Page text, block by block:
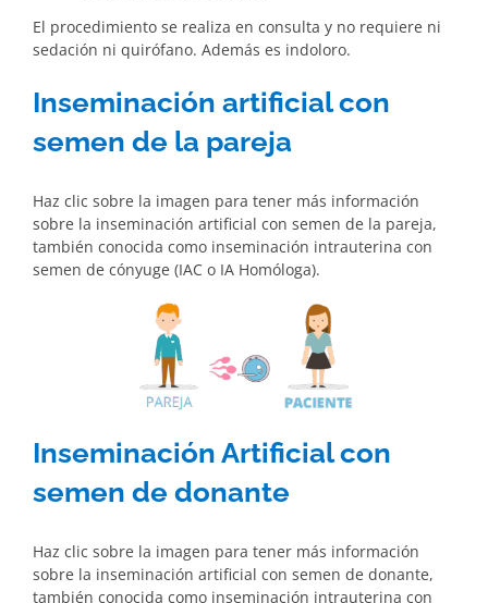
El procedimiento se realiza en consulta y no requiere ni
sedación ni quirófano. Además es indoloro.
Inseminación artificial con
semen de la pareja
Haz clic sobre la imagen para tener más información
sobre la inseminación artificial con semen de la pareja,
también conocida como inseminación intrauterina con
semen de cónyuge (IAC o IA Homóloga).
Inseminación Artificial con
semen de donante
Haz clic sobre la imagen para tener más información
sobre la inseminación artificial con semen de donante,
también conocida como inseminación intrauterina con